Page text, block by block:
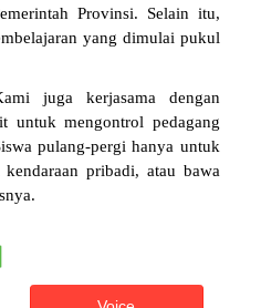
Provinsi. Selain itu,
yang dimulai pukul
juga kerjasama dengan
untuk mengontrol pedagang
pulang-pergi hanya untuk
pribadi, atau bawa